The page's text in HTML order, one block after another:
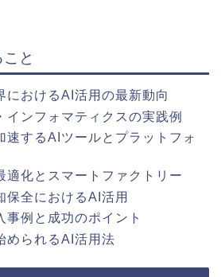
と
におけるAI活用の最新動向
インフォマティクスの実践例
速するAIツールとプラットフォ
適化とスマートファクトリー
保全におけるAI活用
事例と成功のポイント
められるAI活用法